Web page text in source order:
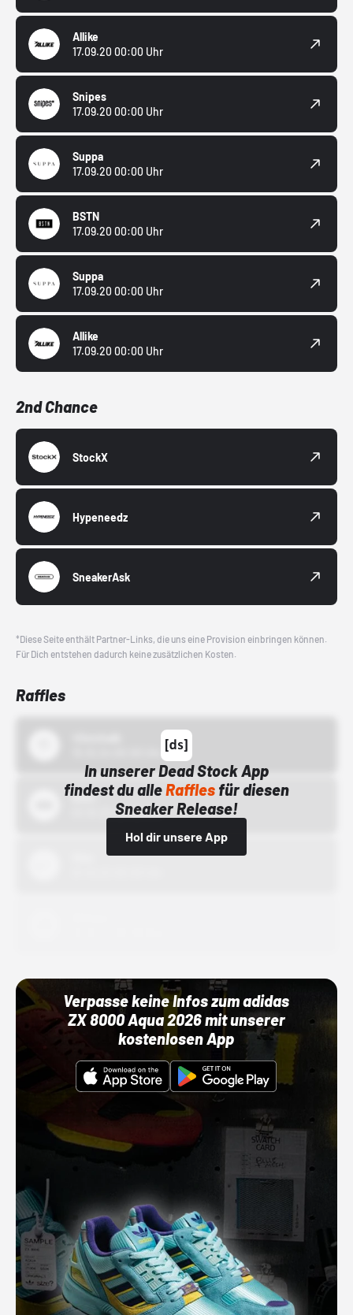
Allike
17.09.20 00:00 Uhr
Snipes
17.09.20 00:00 Uhr
Suppa
17.09.20 00:00 Uhr
BSTN
17.09.20 00:00 Uhr
Suppa
17.09.20 00:00 Uhr
Allike
17.09.20 00:00 Uhr
2nd Chance
StockX
Hypeneedz
SneakerAsk
*Diese Seite enthält Partner-Links, die uns eine Provision einbringen können.
Für Dich entstehen dadurch keine zusätzlichen Kosten.
Raffles
In unserer Dead Stock App
findest du alleRafflesfür diesen
Sneaker Release!
Hol dir unsere App
Bstn
01.10.22 00:00 Uhr
Verpasse keine Infos zum adidas
ZX 8000 Aqua 2026 mit unserer
kostenlosen App